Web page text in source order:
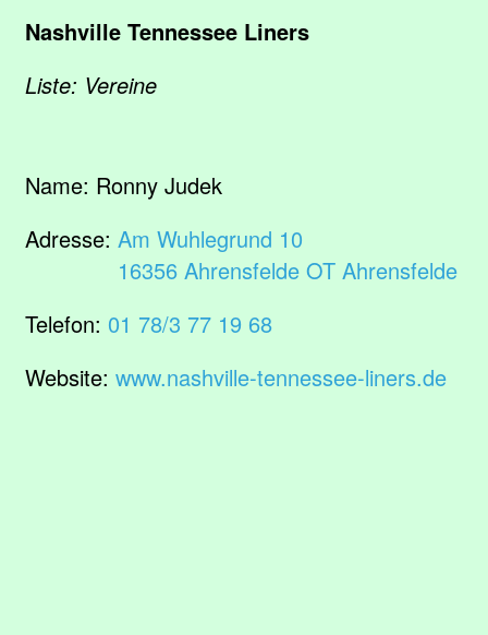
Nashville Tennessee Liners
Liste: Vereine
Name: Ronny Judek
Adresse: Am Wuhlegrund 10
16356 Ahrensfelde OT Ahrensfelde
Telefon: 01 78/3 77 19 68
Website: www.nashville-tennessee-liners.de